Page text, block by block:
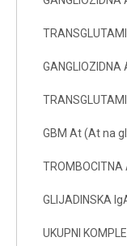
GANGLIOZIDNA
GBM At (At na
GLIJADINSKA
UKUPNI